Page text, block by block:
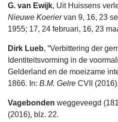
G. van Ewijk, Uit Huissens
Nieuwe Koeriervan 9, 16, 23
1955; 17, 24 februari, 16, 23
Dirk Lueb, “Verbittering der
Identiteitsvorming in de
Gelderland en de moeizame
1866. In: B.M. Gelre CVII
Vagebonden weggeveegd
(2016), blz. 22.